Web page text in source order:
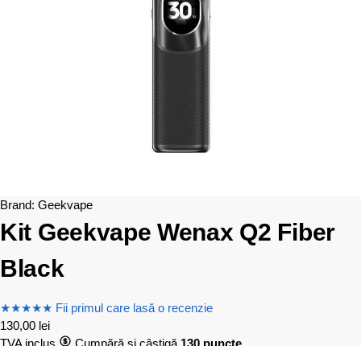
Brand: Geekvape
Kit Geekvape Wenax Q2 Fiber
Black
★★★★★ Fii primul care lasă o recenzie
130,00 lei